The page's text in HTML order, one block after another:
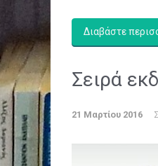
Διαβάστε
Σειρά
21 Μαρτίου 2016